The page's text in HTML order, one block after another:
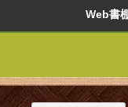
Web